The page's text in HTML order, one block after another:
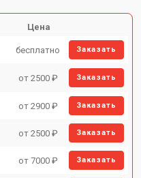
Цена
бесплатно Заказать
от 2500 ₽ Заказать
от 2900 ₽ Заказать
от 2500 ₽ Заказать
от 7000 ₽ Заказать